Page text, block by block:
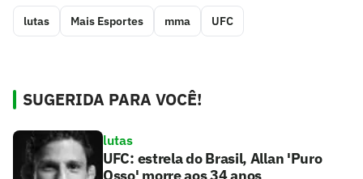
lutas Mais Esportes mma UFC
SUGERIDA PARA VOCÊ!
lutas
UFC: estrela do Brasil, Allan 'Puro